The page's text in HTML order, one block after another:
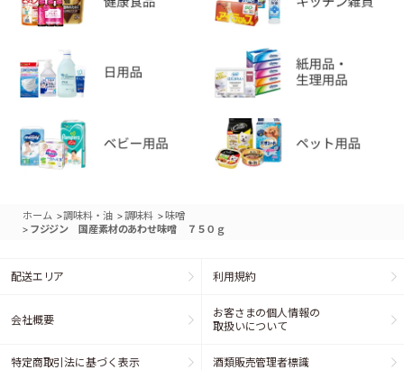
ホーム >調味料・油 >調味料 > 味噌
> フジジン 国産素材のあわせ味噌 ７５０ｇ
配送エリア 利用規約
会社概要
お客さまの個人情報の
取扱いについて
特定商取引法に基づく表示 酒類販売管理者標識